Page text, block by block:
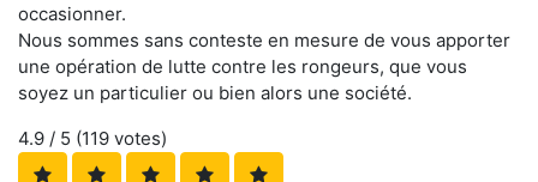
occasionner.
Nous sommes sans conteste en mesure de vous apporter
une opération de lutte contre les rongeurs, que vous
soyez un particulier ou bien alors une société.
4.9 / 5 (119 votes)